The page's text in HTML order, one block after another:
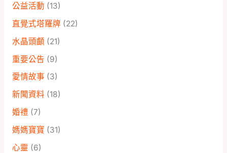
公益活動 (13)
直覺式塔羅牌 (22)
水晶頭顱 (21)
重要公告 (9)
愛情故事 (3)
新聞資料 (18)
婚禮 (7)
媽媽寶寶 (31)
心靈 (6)